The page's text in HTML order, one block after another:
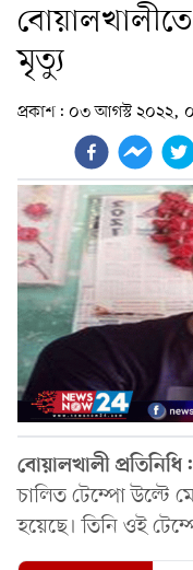
মৃত্যু
প্রকাশ: ০৩ আগস্ট ২০২২,
বোয়ালখালী
চালিত টেম্পো উল্টে
হয়েছে। তিনি ওই